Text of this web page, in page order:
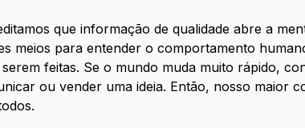
que informação de qualidade abre a
meios para entender o comportamento
feitas. Se o mundo muda muito rápido,
ou vender uma ideia. Então, nosso maior